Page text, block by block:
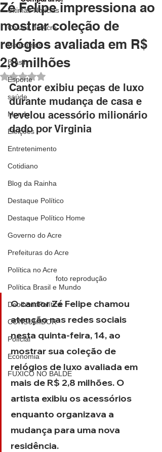
Últimas Notícias
Coluna do Acre
Concursos
Brasil
Esporte
saúde
Mundo
Eleições
Entretenimento
Cotidiano
Blog da Rainha
Destaque Político
Destaque Político Home
Governo do Acre
Prefeituras do Acre
Política no Acre
Política Brasil e Mundo
DeolhonaPolítica
CONSUMIDOR
Polícial
Economia
FUXICO NO BALDE
Zé Felipe impressiona ao
mostrar coleção de
relógios avaliada em R$
2,8 milhões
Avaliado com NaN de 5 estrelas.
Cantor exibiu peças de luxo
durante mudança de casa e
revelou acessório milionário
dado por Virginia
foto reprodução
O cantor Zé Felipe chamou
atenção nas redes sociais
nesta quinta-feira, 14, ao
mostrar sua coleção de
relógios de luxo avaliada em
mais de R$ 2,8 milhões. O
artista exibiu os acessórios
enquanto organizava a
mudança para uma nova
residência.